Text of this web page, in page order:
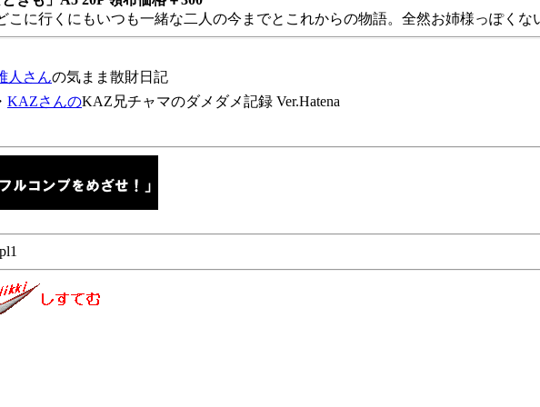
こに行くにもいつも一緒な二人の今までとこれからの物語。全然お姉様っぽくな
人さんの気まま散財日記
KAZさんのKAZ兄チャマのダメダメ記録 Ver.Hatena